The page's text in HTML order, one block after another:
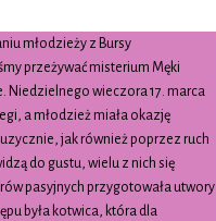
młodzieży z Bursy
przeżywać misterium Męki
Niedzielnego wieczora 17. marca
a młodzież miała okazję
jak również poprzez ruch
do gustu, wielu z nich się
pasyjnych przygotowała utwory
była kotwica, która dla